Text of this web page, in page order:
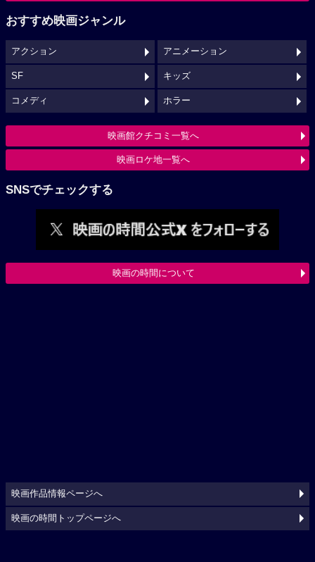
おすすめ映画ジャンル
アクション アニメーション
SF キッズ
コメディ ホラー
映画館クチコミ一覧へ
映画ロケ地一覧へ
SNSでチェックする
映画の時間について
映画作品情報ページへ
映画の時間トップページへ